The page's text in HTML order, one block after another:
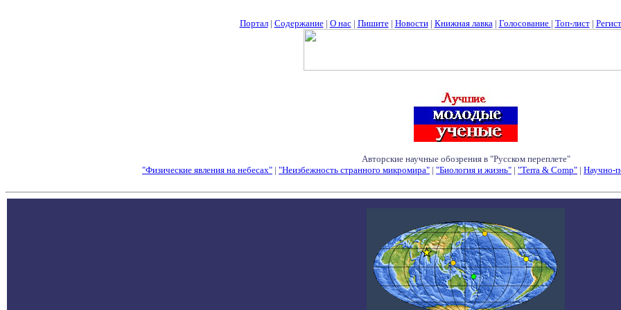
Портал| Содержание| О нас| Пишите| Новости| Книжная лавка| Голосование | Топ-лист|
Авторские научные обозрения в "Русском переплете"
"Физические явления на небесах" | "Неизбежность странного микромира" | "Биология и жизнь" | "Terra & Comp" | Научно-